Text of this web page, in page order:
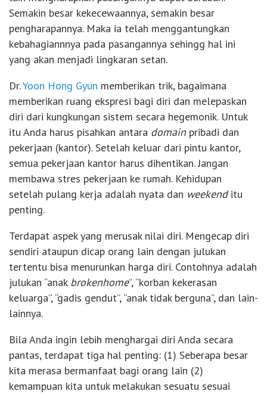
Semakin besar kekecewaannya, semakin besar
pengharapannya. Maka ia telah menggantungkan
kebahagiannnya pada pasangannya sehingg hal ini
yang akan menjadi lingkaran setan.
Dr.Yoon Hong Gyun memberikan trik, bagaimana
memberikan ruang ekspresi bagi diri dan melepaskan
diri dari kungkungan sistem secara hegemonik. Untuk
itu Anda harus pisahkan antara domainpribadi dan
pekerjaan (kantor). Setelah keluar dari pintu kantor,
semua pekerjaan kantor harus dihentikan. Jangan
membawa stres pekerjaan ke rumah. Kehidupan
setelah pulang kerja adalah nyata dan weekenditu
penting.
Terdapat aspek yang merusak nilai diri. Mengecap diri
sendiri ataupun dicap orang lain dengan julukan
tertentu bisa menurunkan harga diri. Contohnya adalah
julukan “anak brokenhome”, “korban kekerasan
keluarga”, “gadis gendut”, “anak tidak berguna”, dan lain-
lainnya.
Bila Anda ingin lebih menghargai diri Anda secara
pantas, terdapat tiga hal penting: (1) Seberapa besar
kita merasa bermanfaat bagi orang lain (2)
kemampuan kita untuk melakukan sesuatu sesuai